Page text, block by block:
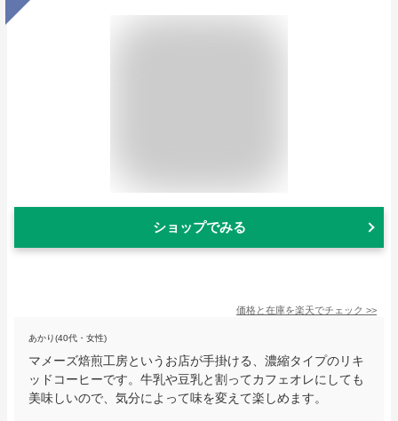
ショップでみる
価格と在庫を楽天でチェック >>
あかり(40代・女性)
マメーズ焙煎工房というお店が手掛ける、濃縮タイプのリキ
ッドコーヒーです。牛乳や豆乳と割ってカフェオレにしても
美味しいので、気分によって味を変えて楽しめます。